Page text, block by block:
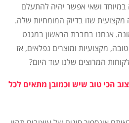
ושאי אפשר יהיה להתעלם
שזו בדיוק המומחיות שלה.
אנחנו בחברת הראשון במגנט
מקצועיות ומוצרים נפלאים, אז
המרוצים שלנו עוד היום?
הכי טוב שיש וכמובן מתאים לכל